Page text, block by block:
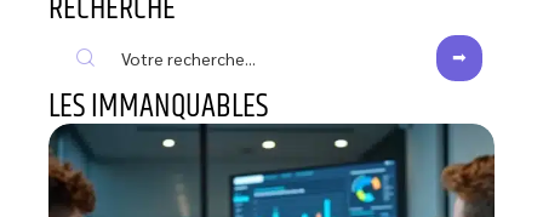
LES IMMANQUABLES